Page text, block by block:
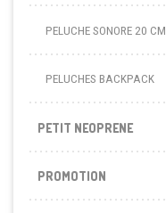
PELUCHE SONORE 20 CM
PELUCHES BACKPACK
PETIT NEOPRENE
PROMOTION